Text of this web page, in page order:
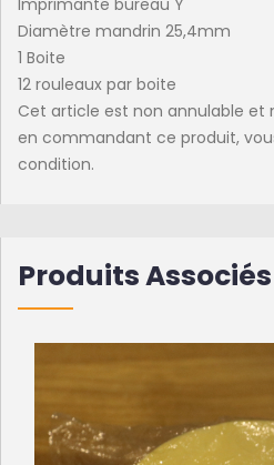
Imprimante bureau Y
Diamètre mandrin 25,4mm
1 Boite
12 rouleaux par boite
Cet article est non annulable et
en commandant ce produit,
condition.
Produits Associés